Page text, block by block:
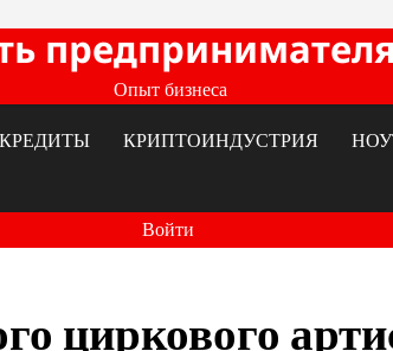
предпринимателя
Опыт бизнеса
КРИПТОИНДУСТРИЯ
Войти
циркового